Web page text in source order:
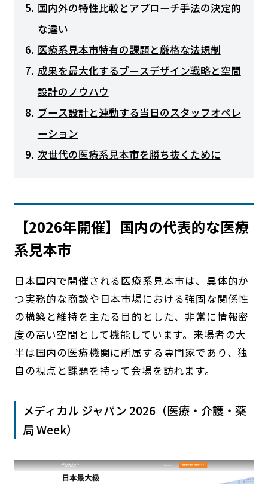
国内外の特性比較とアプローチ手法の決定的
な違い
医療系見本市特有の課題と厳格な法規制
成果を最大化するブースデザイン戦略と空間
設計のノウハウ
ブース設計と連動する当日のスタッフオペレ
ーション
次世代の医療系見本市を勝ち抜くために
【2026年開催】国内の代表的な医療
系見本市
日本国内で開催される医療系見本市は、具体的か
つ実務的な商談や日本市場における強固な関係性
の構築と維持を主たる目的とした、非常に情報密
度の高い空間として機能しています。来場者の大
半は国内の医療機関に所属する専門家であり、独
自の視点と課題を持って会場を訪れます。
メディカル ジャパン 2026（医療・介護・薬
局 Week）